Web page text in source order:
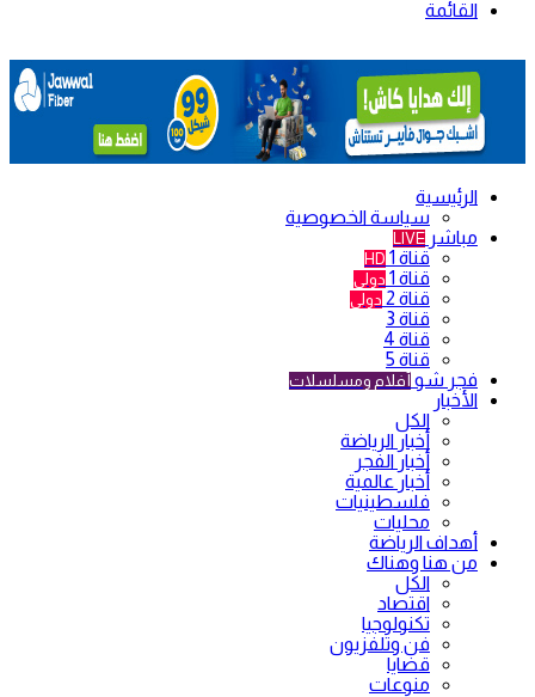
القائمة
الرئيسية
سياسة الخصوصية
مباشر LIVE
قناة 1 HD
قناة 1 دولي
قناة 2 دولي
قناة 3
قناة 4
قناة 5
فجر شو أفلام ومسلسلات
الأخبار
الكل
أخبار الرياضة
أخبار الفجر
أخبار عالمية
فلسطينيات
محليات
أهداف الرياضة
من هنا وهناك
الكل
اقتصاد
تكنولوجيا
فن وتلفزيون
قضايا
منوعات